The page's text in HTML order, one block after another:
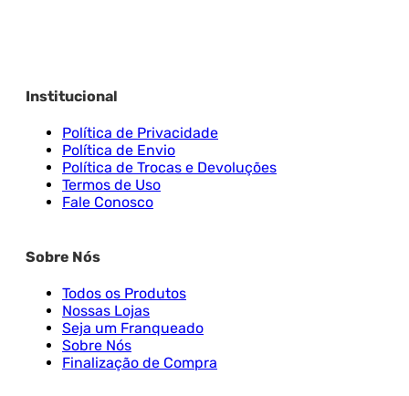
Institucional
Política de Privacidade
Política de Envio
Política de Trocas e Devoluções
Termos de Uso
Fale Conosco
Sobre Nós
Todos os Produtos
Nossas Lojas
Seja um Franqueado
Sobre Nós
Finalização de Compra